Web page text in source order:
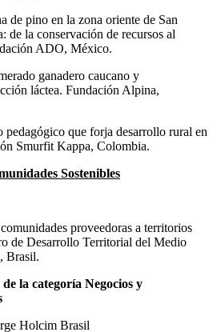
de pino en la zona oriente de San
de la conservación de recursos al
ADO, México.
ganadero caucano y
láctea. Fundación Alpina,
que forja desarrollo rural en
Smurfit Kappa, Colombia.
Sostenibles
proveedoras a territorios
de Desarrollo Territorial del Medio
Brasil.
de la categoría Negocios y
Holcim Brasil